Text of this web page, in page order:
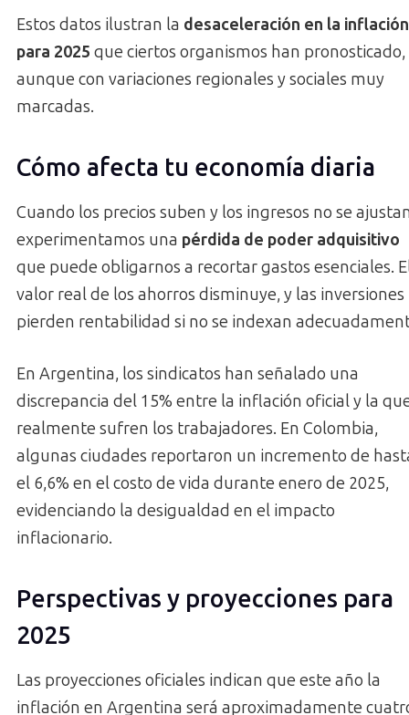
Estos datos ilustran la desaceleración en la inflación
para 2025 que ciertos organismos han pronosticado,
aunque con variaciones regionales y sociales muy
marcadas.
Cómo afecta tu economía diaria
Cuando los precios suben y los ingresos no se
experimentamos una pérdida de poder adquisitivo
que puede obligarnos a recortar gastos esenciales.
valor real de los ahorros disminuye, y las inversiones
pierden rentabilidad si no se indexan
En Argentina, los sindicatos han señalado una
discrepancia del 15% entre la inflación oficial y la
realmente sufren los trabajadores. En Colombia,
algunas ciudades reportaron un incremento de
el 6,6% en el costo de vida durante enero de 2025,
evidenciando la desigualdad en el impacto
inflacionario.
Perspectivas y proyecciones para
2025
Las proyecciones oficiales indican que este año la
inflación en Argentina será aproximadamente